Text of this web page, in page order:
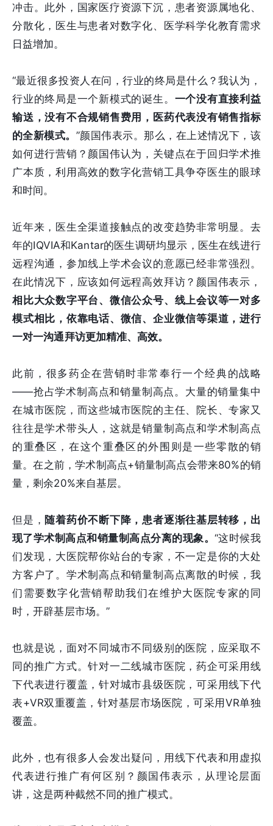
冲击。此外，国家医疗资源下沉，患者资源属地化、
分散化，医生与患者对数字化、医学科学化教育需求
日益增加。
“最近很多投资人在问，行业的终局是什么？我认为，
行业的终局是一个新模式的诞生。 一个没有直接利益
输送，没有不合规销售费用，医药代表没有销售指标
的全新模式。 ”颜国伟表示。那么，在上述情况下，该
如何进行营销？颜国伟认为，关键点在于回归学术推
广本质，利用高效的数字化营销工具争夺医生的眼球
和时间。
近年来，医生全渠道接触点的改变趋势非常明显。去
年的IQVIA和Kantar的医生调研均显示，医生在线进行
远程沟通，参加线上学术会议的意愿已经非常强烈。
在此情况下，应该如何远程高效拜访？颜国伟表示，
相比大众数字平台、微信公众号、线上会议等一对多
模式相比，依靠电话、微信、企业微信等渠道，进行
一对一沟通拜访更加精准、高效。
此前，很多药企在营销时非常奉行一个经典的战略
——抢占学术制高点和销量制高点。大量的销量集中
在城市医院，而这些城市医院的主任、院长、专家又
往往是学术带头人，这就是销量制高点和学术制高点
的重叠区，在这个重叠区的外围则是一些零散的销
量。在之前，学术制高点+销量制高点会带来80%的销
量，剩余20%来自基层。
但是， 随着药价不断下降，患者逐渐往基层转移，出
现了学术制高点和销量制高点分离的现象。 “这时候我
们发现，大医院帮你站台的专家，不一定是你的大处
方客户了。学术制高点和销量制高点离散的时候，我
们需要数字化营销帮助我们在维护大医院专家的同
时，开辟基层市场。”
也就是说，面对不同城市不同级别的医院，应采取不
同的推广方式。针对一二线城市医院，药企可采用线
下代表进行覆盖，针对城市县级医院，可采用线下代
表+VR双重覆盖，针对基层市场医院，可采用VR单独
覆盖。
此外，也有很多人会发出疑问，用线下代表和用虚拟
代表进行推广有何区别？颜国伟表示，从理论层面
讲，这是两种截然不同的推广模式。